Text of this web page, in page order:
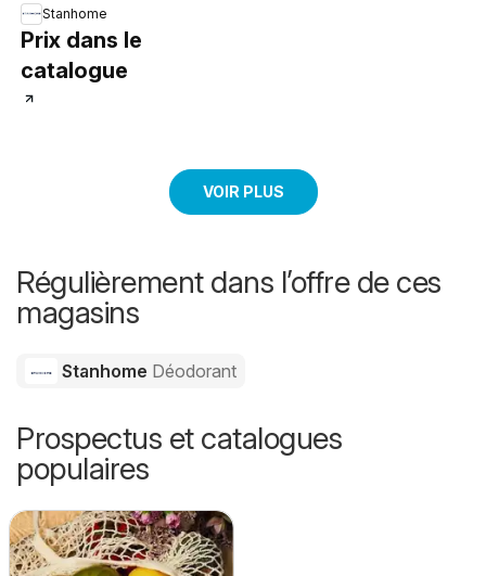
Stanhome
Prix dans le
catalogue
VOIR PLUS
Régulièrement dans l’offre de ces
magasins
Stanhome Déodorant
Prospectus et catalogues
populaires